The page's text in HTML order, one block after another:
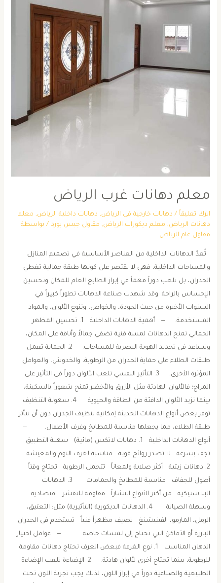
معلم دهانات غرب الرياض
اترك تعليقاً / دهانات خارجية في الرياض, دهانات داخلية الرياض, معلم
دهانات الرياض, معلم ديكورات الرياض, مقاول جبس بورد / بواسطة
مقاول عام الرياض
تُعدّ الدهانات الداخلية من العناصر الأساسية في تصميم المنازل
والمساحات الداخلية، فهي لا تقتصر على كونها طبقة جمالية تغطي
الجدران، بل تلعب دوراً مهماً في إبراز الطابع العام للمكان وتحسين
الإحساس بالراحة. وقد شهدت صناعة الدهانات تطوراً كبيراً في
السنوات الأخيرة من حيث الجودة، والخواص، وتنوع الألوان، والمواد
المستخدمة. — أهمية الدهانات الداخلية 1. تحسين المظهر
الجمالي تمنح الدهانات لمسة فنية تضفي جمالاً وأناقة على المكان،
وتساعد في تحديد الهوية البصرية للمساحات. 2. الحماية تعمل
طبقات الطلاء على حماية الجدران من الرطوبة، والخدوش، والعوامل
المؤثرة الأخرى. 3. التأثير النفسي تلعب الألوان دوراً في التأثير على
المزاج؛ فالألوان الهادئة مثل الأزرق والأخضر تمنح شعوراً بالسكينة،
بينما تزيد الألوان الدافئة من الطاقة والحيوية. 4. سهولة التنظيف
توفر بعض أنواع الدهانات الحديثة إمكانية تنظيف الجدران دون أن تتأثر
طبقة الطلاء، مما يجعلها مناسبة للمطابخ وغرف الأطفال. —
أنواع الدهانات الداخلية 1. دهانات لاتكس (مائية) سهلة التطبيق
تجف بسرعة لا تصدر روائح قوية مناسبة لغرف النوم والمعيشة
2. دهانات زيتية أكثر صلابة ولمعاناً تتحمل الرطوبة تحتاج وقتاً
أطول للجفاف مناسبة للمطابخ والحمامات 3. الدهانات
البلاستيكية من أكثر الأنواع انتشاراً مقاومة للتقشر اقتصادية
وسهلة الصيانة 4. الدهانات الديكورية (التأثيرية) مثل: التعتيق،
الرمل، المارمو، الفينيشنغ تضيف مظهراً فنياً تستخدم في الجدران
البارزة أو الأماكن التي تحتاج إلى لمسات خاصة — عوامل اختيار
الدهان المناسب 1. نوع الغرفة فبعض الغرف تحتاج دهانات مقاومة
للرطوبة، بينما تحتاج أخرى لألوان هادئة. 2. الإضاءة تلعب الإضاءة
الطبيعية والصناعية دوراً في إبراز اللون، لذلك يجب تجربة اللون تحت